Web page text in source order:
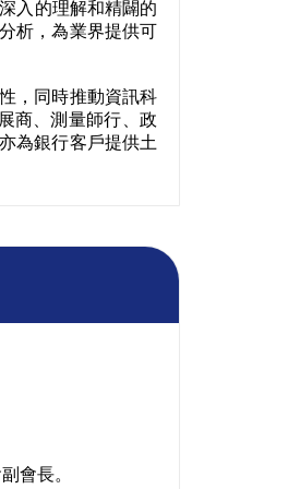
入的理解和精闢的
析，為業界提供可
，同時推動資訊科
商、測量師行、政
為銀行客戶提供土
會長。